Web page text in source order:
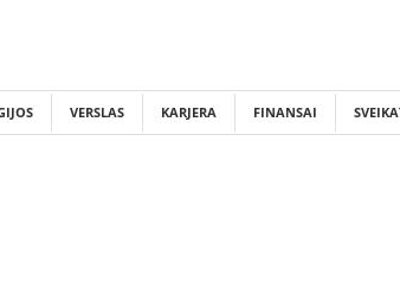
VERSLAS KARJERA FINANSAI